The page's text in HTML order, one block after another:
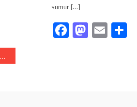
sumur […]
Facebook
Email